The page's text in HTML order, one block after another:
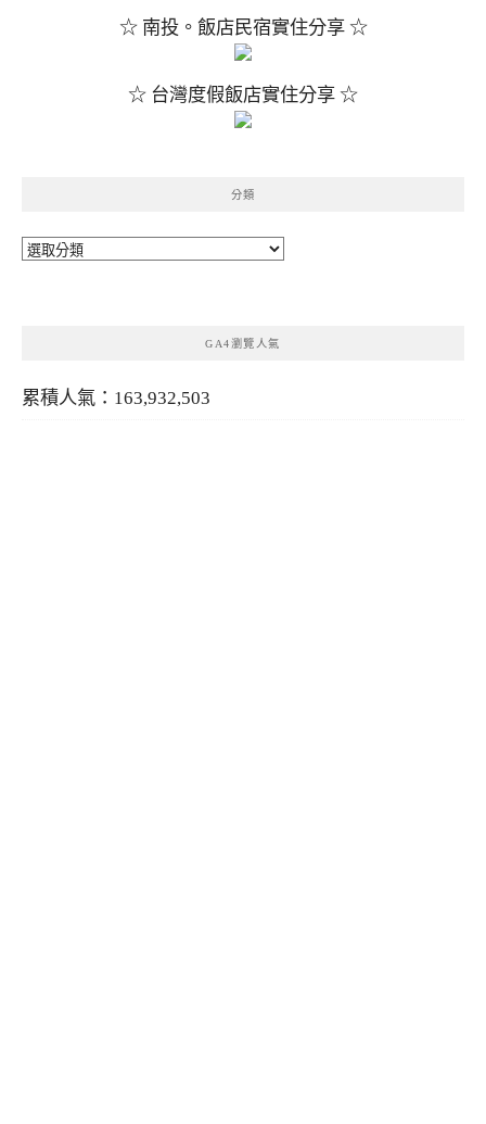
☆ 南投。飯店民宿實住分享 ☆
☆ 台灣度假飯店實住分享 ☆
分類
分
GA4瀏覽人氣
累積人氣：163,932,503